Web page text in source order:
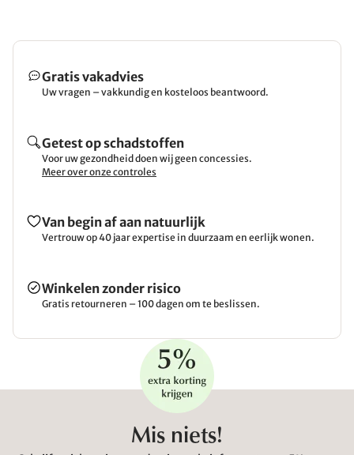
Gratis vakadvies
Uw vragen – vakkundig en kosteloos beantwoord.
Getest op schadstoffen
Voor uw gezondheid doen wij geen concessies.
Meer over onze controles
Van begin af aan natuurlijk
Vertrouw op 40 jaar expertise in duurzaam en eerlijk wonen.
Winkelen zonder risico
Gratis retourneren – 100 dagen om te beslissen.
Mis niets!